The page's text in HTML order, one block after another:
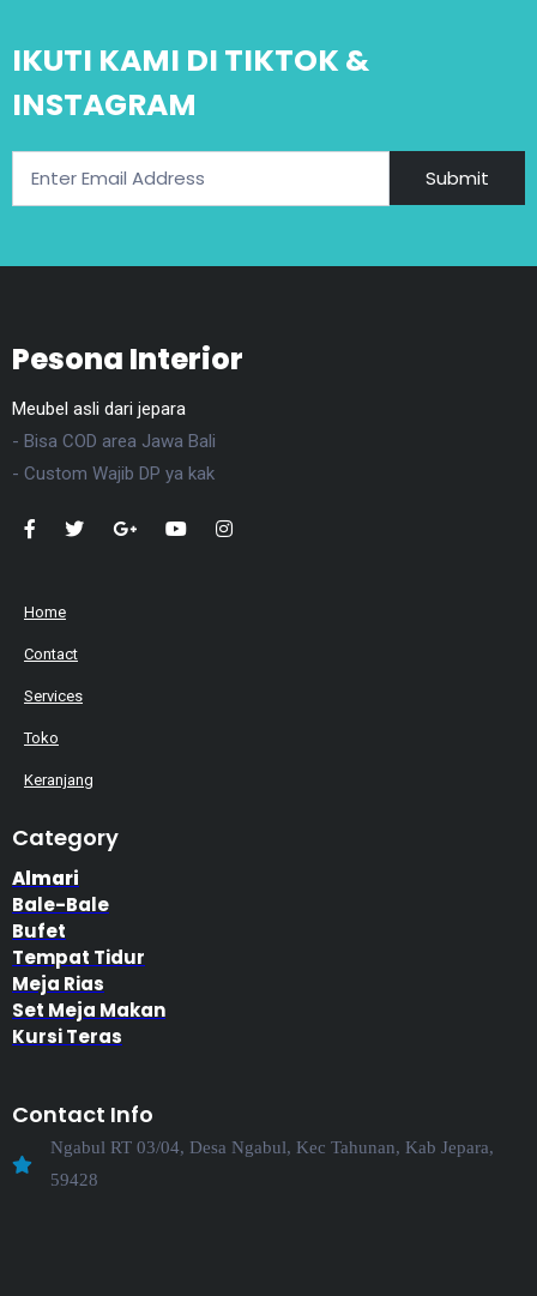
IKUTI KAMI DI TIKTOK &
INSTAGRAM
Submit
Pesona Interior
Meubel asli dari jepara
- Bisa COD area Jawa Bali
- Custom Wajib DP ya kak
Home
Contact
Services
Toko
Keranjang
Category
Almari
Bale-Bale
Bufet
Tempat Tidur
Meja Rias
Set Meja Makan
Kursi Teras
Contact Info
Ngabul RT 03/04, Desa Ngabul, Kec Tahunan, Kab Jepara,
59428